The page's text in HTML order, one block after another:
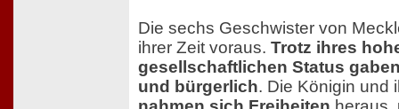
Die sechs Geschwister von
ihrer Zeit voraus. Trotz ihres
gesellschaftlichen Status
und bürgerlich. Die Königin und